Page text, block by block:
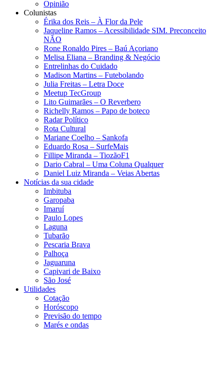
Opinião
Colunistas
Érika dos Reis​ – À Flor da Pele
Jaqueline Ramos – Acessibilidade SIM. Preconceito
NÃO
Rone Ronaldo Pires – Baú Açoriano
Melisa Eliana – Branding & Negócio
Entrelinhas do Cuidado
Madison Martins – Futebolando
Julia Freitas​ – Letra Doce
Meetup TecGroup
Lito Guimarães – O Reverbero
Richelly Ramos​ – Papo de boteco
Radar Político
Rota Cultural
Mariane Coelho – Sankofa
Eduardo Rosa​ – SurfeMais
Fillipe Miranda – TiozãoF1
Dario Cabral – Uma Coluna Qualquer
Daniel Luiz Miranda – Veias Abertas
Notícias da sua cidade
Imbituba
Garopaba
Imaruí
Paulo Lopes
Laguna
Tubarão
Pescaria Brava
Palhoça
Jaguaruna
Capivari de Baixo
São José
Utilidades
Cotação
Horóscopo
Previsão do tempo
Marés e ondas